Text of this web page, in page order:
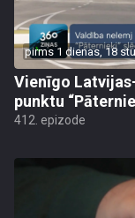
pirms 1 dienas, 18
Vienīgo
punktu
412. epizode